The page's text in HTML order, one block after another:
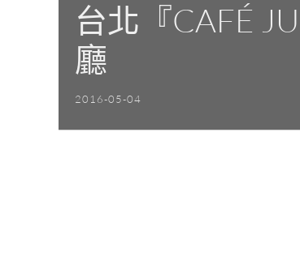
台北『CAFÉ
廳
2016-05-04